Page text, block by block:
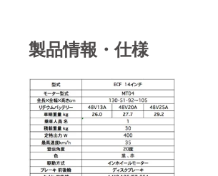
製品情報・仕様